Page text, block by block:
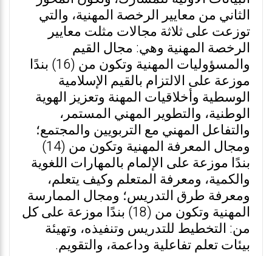
الثاني من معايير الرخصة المهنية، والتي
توزعت على ثلاثة مجالات مثلت معايير
الرخصة المهنية وهي: مجال القيم
والمسؤوليات المهنية وتكون من (16) بندًا
موزعة على الالتزام بالقيم الإسلامية
الوسطية وأخلاقيات المهنة وتعزيز الهوية
الوطنية، والتطوير المهني المستمر،
والتفاعل المهني مع التربويين والمجتمع؛
ومجال المعرفة المهنية وتكون من (14)
بندًا موزعة على الإلمام بالمهارات اللغوية
والكمية، ومعرفة المتعلم وكيف يتعلم،
ومعرفة طرق التدريس؛ ومجال الممارسة
المهنية وتكون من (18) بندًا موزعة على كل
من: التخطيط للتدريس وتنفيذه، وتهيئة
بيئات تعلم تفاعلية وداعمة، والتقويم.